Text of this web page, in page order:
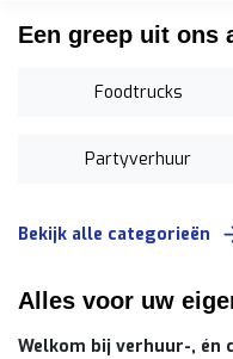
Een greep uit ons
Foodtrucks
Partyverhuur
Bekijk alle categorieën
Alles voor uw
Welkom bij verhuur-, én